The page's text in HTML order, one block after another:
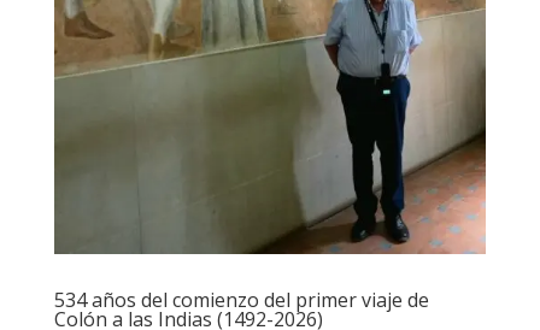
534 años del comienzo del primer viaje de
Colón a las Indias (1492-2026)